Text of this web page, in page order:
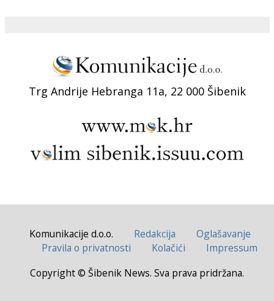
Trg Andrije Hebranga 11a, 22 000 Šibenik
Komunikacije d.o.o. Redakcija
Oglašavanje
Pravila o privatnosti
Kolačići
Impressum
Copyright © Šibenik News. Sva prava pridržana.